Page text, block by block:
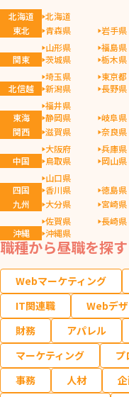
北海道
北海道
東北
青森県 岩手県
山形県
福島県
関東
茨城県 栃木県
埼玉県
東京都
北信越
新潟県 長野県
福井県
東海
静岡県 岐阜県
関西
滋賀県 奈良県
大阪府
兵庫県
中国
鳥取県 岡山県
山口県
四国
香川県 徳島県
九州
大分県 宮崎県
佐賀県
長崎県
沖縄
沖縄県
職種から昼職を探す
Webマーケティング
IT関連職
Webデ
財務
アパレル
マーケティング
プ
事務
人材